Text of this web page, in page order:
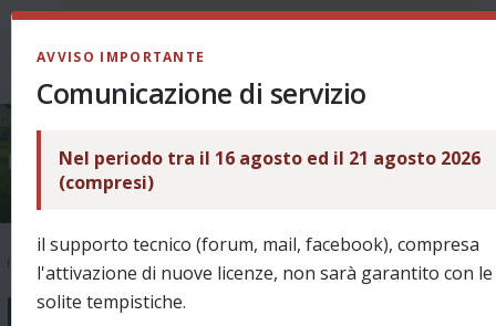
Ask & Help
Indice
AVVISO IMPORTANTE
Comunicazione di servizio
Nel periodo tra il 16 agosto ed il 21 agosto 2026
(compresi)
il supporto tecnico (forum, mail, facebook), compresa
l'attivazione di nuove licenze, non sarà garantito con le
solite tempistiche.